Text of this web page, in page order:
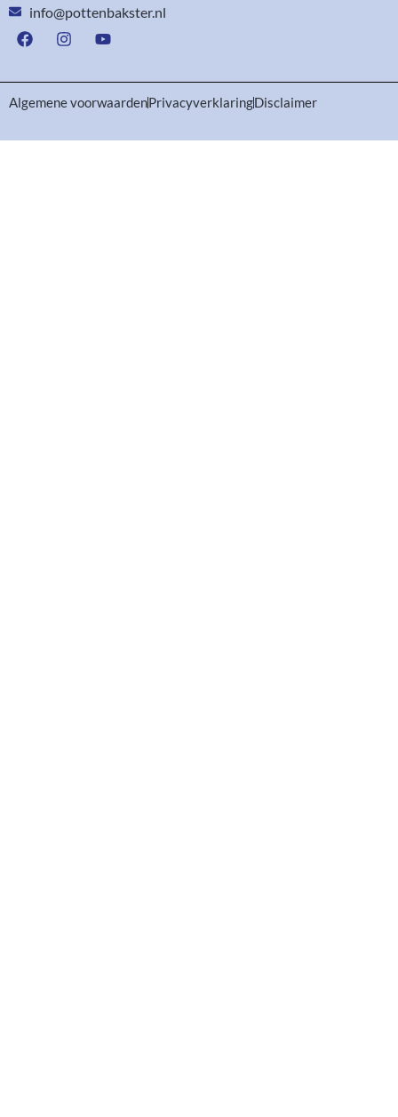
info@pottenbakster.nl
Algemene voorwaardenPrivacyverklaringDisclaimer